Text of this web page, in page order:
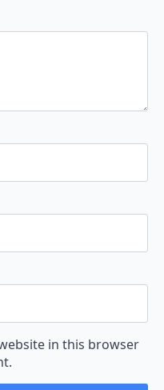
in this browser